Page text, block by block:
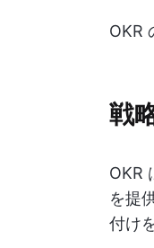
OKR
戦
OKR
を提
付け